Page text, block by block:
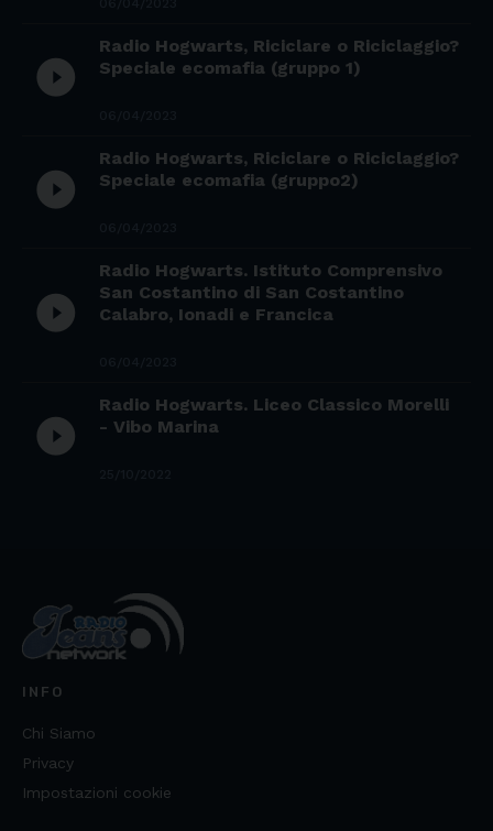
play_circle_filled
Radio Hogwarts, Riciclare o Riciclaggio?
Speciale ecomafia (gruppo 1)
play_circle_filled
Radio Hogwarts, Riciclare o Riciclaggio?
Speciale ecomafia (gruppo2)
play_circle_filled
Radio Hogwarts. Istituto Comprensivo
San Costantino di San Costantino
Calabro, Ionadi e Francica
play_circle_filled
Radio Hogwarts. Liceo Classico Morelli
- Vibo Marina
INFO
Chi Siamo
Privacy
Impostazioni cookie